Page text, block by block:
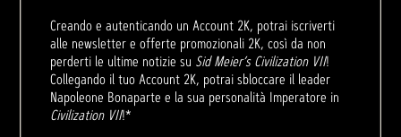
Creando e autenticando un Account 2K, potrai iscriverti
alle newsletter e offerte promozionali 2K, così da non
perderti le ultime notizie su Sid Meier’s Civilization VII!
Collegando il tuo Account 2K, potrai sbloccare il leader
Napoleone Bonaparte e la sua personalità Imperatore in
Civilization VII!*